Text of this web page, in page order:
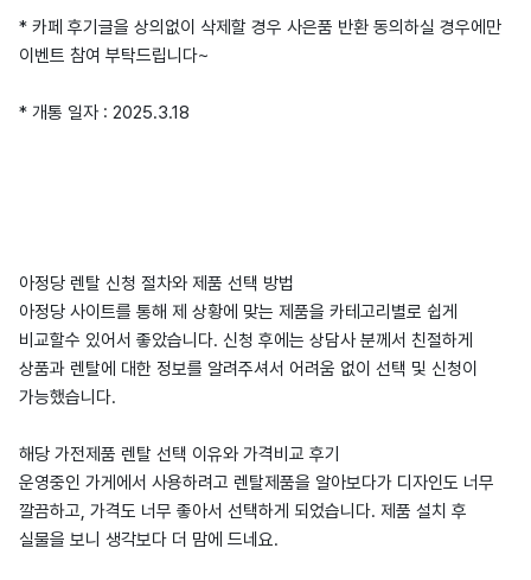
* 카페 후기글을 상의없이 삭제할 경우 사은품 반환 동의하실 경우에만
이벤트 참여 부탁드립니다~
* 개통 일자 : 2025.3.18
아정당 렌탈 신청 절차와 제품 선택 방법
아정당 사이트를 통해 제 상황에 맞는 제품을 카테고리별로 쉽게
비교할수 있어서 좋았습니다. 신청 후에는 상담사 분께서 친절하게
상품과 렌탈에 대한 정보를 알려주셔서 어려움 없이 선택 및 신청이
가능했습니다.
해당 가전제품 렌탈 선택 이유와 가격비교 후기
운영중인 가게에서 사용하려고 렌탈제품을 알아보다가 디자인도 너무
깔끔하고, 가격도 너무 좋아서 선택하게 되었습니다. 제품 설치 후
실물을 보니 생각보다 더 맘에 드네요.